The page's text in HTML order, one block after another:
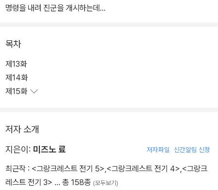
명령을 내려 진군을 개시하는데...
목차
제13화
제14화
제15화
저자 소개
지은이: 미즈노 료 저자파일 신간알림 신청
최근작 : <그랑크레스트 전기 5> <그랑크레스트 전기 4> <그랑크
레스트 전기 3> … 총 158종 (모두보기)